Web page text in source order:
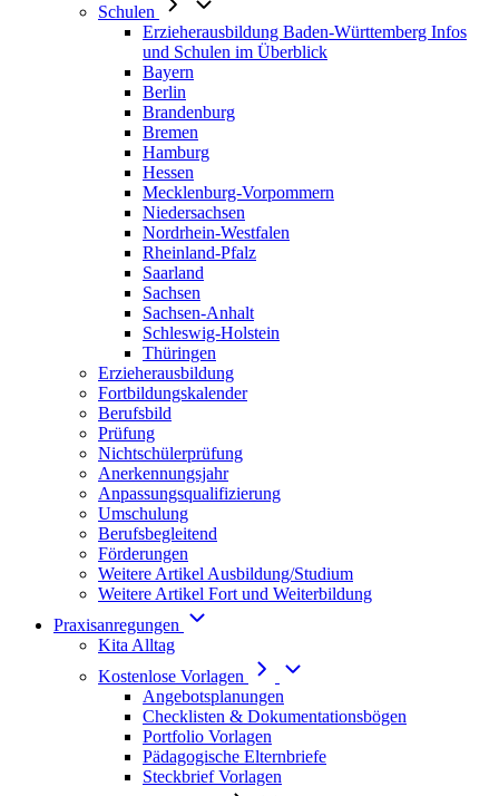
Schulen
Erzieherausbildung Baden-Württemberg Infos
und Schulen im Überblick
Bayern
Berlin
Brandenburg
Bremen
Hamburg
Hessen
Mecklenburg-Vorpommern
Niedersachsen
Nordrhein-Westfalen
Rheinland-Pfalz
Saarland
Sachsen
Sachsen-Anhalt
Schleswig-Holstein
Thüringen
Erzieherausbildung
Fortbildungskalender
Berufsbild
Prüfung
Nichtschülerprüfung
Anerkennungsjahr
Anpassungsqualifizierung
Umschulung
Berufsbegleitend
Förderungen
Weitere Artikel Ausbildung/Studium
Weitere Artikel Fort und Weiterbildung
Praxisanregungen
Kita Alltag
Kostenlose Vorlagen
Angebotsplanungen
Checklisten & Dokumentationsbögen
Portfolio Vorlagen
Pädagogische Elternbriefe
Steckbrief Vorlagen